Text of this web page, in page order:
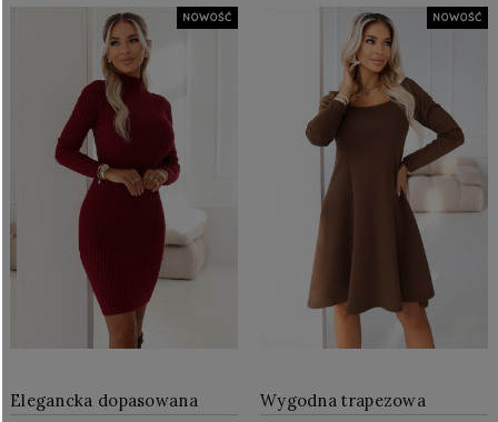
Elegancka dopasowana
NOWOŚĆ
Wygodna trapezowa
NOWOŚĆ